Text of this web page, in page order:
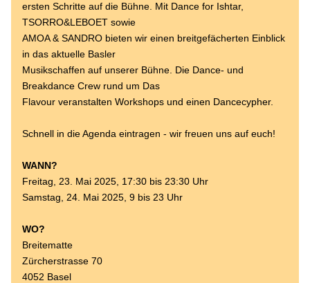
ersten Schritte auf die Bühne. Mit Dance for Ishtar,
TSORRO&LEBOET sowie
AMOA & SANDRO bieten wir einen breitgefächerten Einblick
in das aktuelle Basler
Musikschaffen auf unserer Bühne. Die Dance- und
Breakdance Crew rund um Das
Flavour veranstalten Workshops und einen Dancecypher.
Schnell in die Agenda eintragen - wir freuen uns auf euch!
WANN?
Freitag, 23. Mai 2025, 17:30 bis 23:30 Uhr
Samstag, 24. Mai 2025, 9 bis 23 Uhr
WO?
Breitematte
Zürcherstrasse 70
4052 Basel